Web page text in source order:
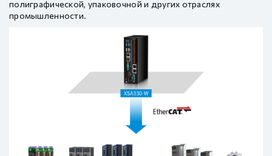
полиграфической, упаковочной и других отраслях
промышленности.